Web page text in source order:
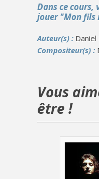
Dans ce cours,
jouer "Mon fils
Auteur(s) : Daniel
Compositeur(s) :
Vous
être !